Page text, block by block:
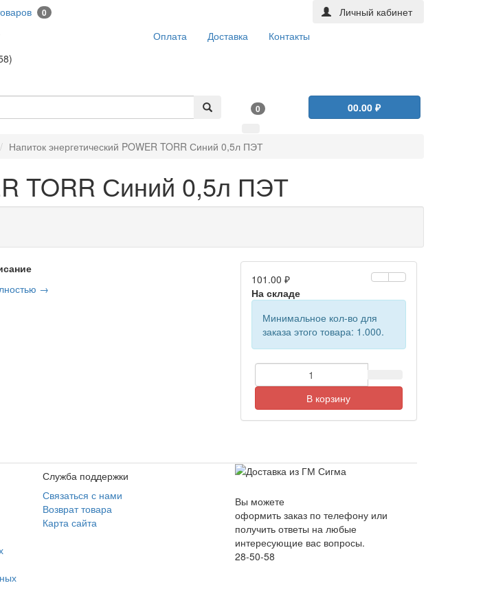
Личный кабинет
0
Оплата Доставка Контакты
0 00.00 ₽
Напиток энергетический POWER TORR Синий 0,5л ПЭТ
TORR Синий 0,5л ПЭТ
→
101.00 ₽
На складе
Минимальное кол-во для
заказа этого товара: 1.000.
В корзину
Служба поддержки
Связаться с нами
Возврат товара
Карта сайта
Вы можете
оформить заказ по телефону или
получить ответы на любые
интересующие вас вопросы.
28-50-58